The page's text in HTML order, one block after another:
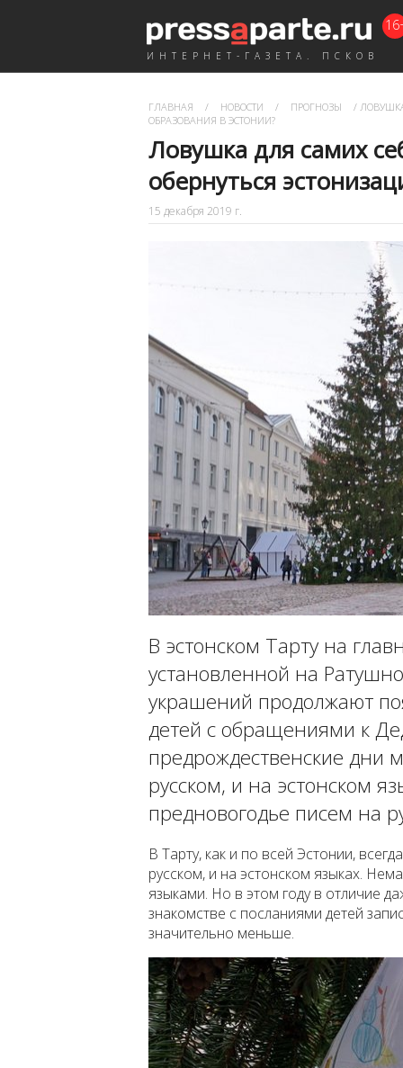
ИНТЕРНЕТ-ГАЗЕТА. ПСКОВ
ГЛАВНАЯ / НОВОСТИ / ПРОГНОЗЫ /
ОБРАЗОВАНИЯ В ЭСТОНИИ?
Ловушка для самих
обернуться
15 декабря 2019 г.
В эстонском Тарту на
установленной на
украшений продолжают
детей с обращениями к
предрождественские дни
русском, и на эстонском
предновогодье писем на
В Тарту, как и по всей Эстонии,
русском, и на эстонском языках.
языками. Но в этом году в отличие
знакомстве с посланиями детей
значительно меньше.